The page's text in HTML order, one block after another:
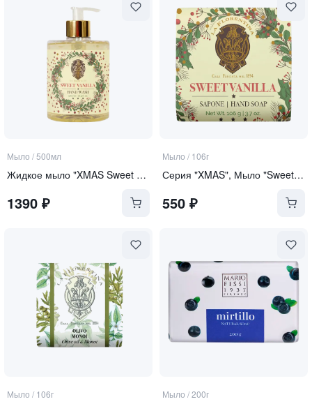
Мыло /500мл
Жидкое мыло "XMAS Sweet Vanilla"
1390 ₽
Мыло / 106г
Серия "XMAS", Мыло "Sweet Vanilla"
550₽
Мыло / 106г Мыло /200г